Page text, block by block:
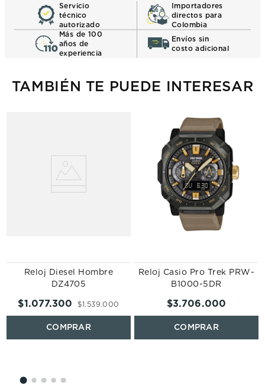
Servicio
técnico
autorizado
Importadores
directos para
Colombia
Más de 100
años de
experiencia
Envíos sin
costo adicional
TAMBIÉN TE PUEDE INTERESAR
Reloj Diesel Hombre
DZ4705
$1.539.000
$1.077.300
Reloj Casio Pro Trek PRW-
B1000-5DR
$3.706.000